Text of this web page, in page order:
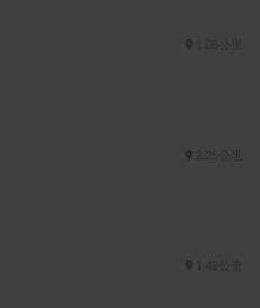
2.25公里
1.42公里